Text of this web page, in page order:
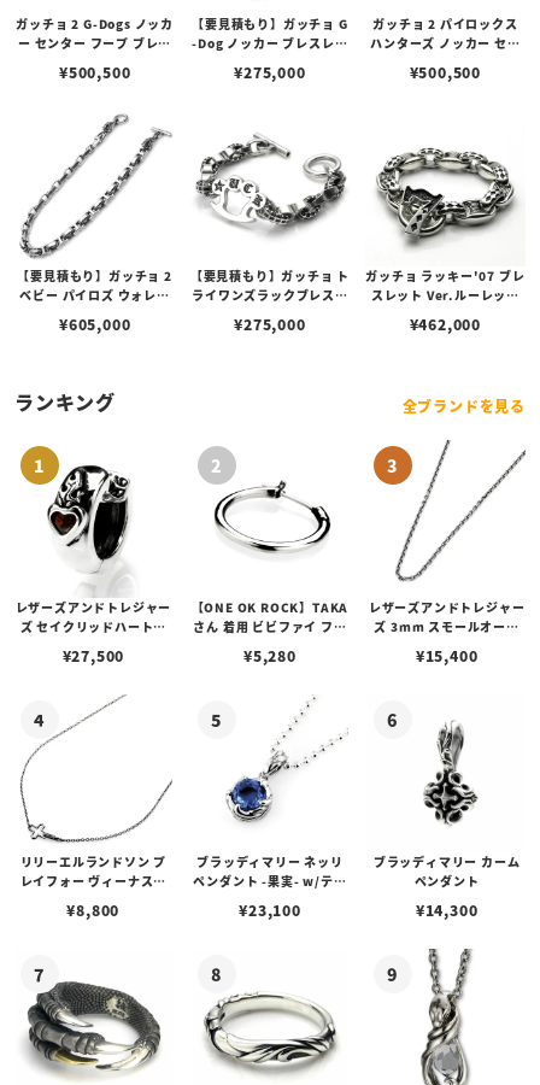
ガッチョ 2 G-Dogs ノッカ
ー センター フープ ブレス
フィン アンカー リンク
¥500,500
【要見積もり】ガッチョ G
-Dog ノッカー ブレスレッ
ン アンカー リンク
¥275,000
ガッチョ 2 パイロックス
ハンターズ ノッカー セン
ス＆フレイムス アンカー
¥500,500
【要見積もり】ガッチョ 2
ベビー パイロズ ウォレッ
＆グランド アンカー リン
¥605,000
【要見積もり】ガッチョ ト
ライワンズラックブレスレ
ンカーリンク
¥275,000
ガッチョ ラッキー'07 ブレ
スレット Ver.ルーレット
¥462,000
ランキング 全ブランドを見る
レザーズアンドトレジャー
ズ セイクリッドハートピ
¥27,500
【ONE OK ROCK】TAKA
さん 着用 ビビファイ フー
¥5,280
レザーズアンドトレジャー
ズ 3mm スモールオーバ
ブスタークラスプ＆LTロ
¥15,400
リリーエルランドソン プ
レイフォー ヴィーナスチ
¥8,800
ブラッディマリー ネッリ
ペンダント -果実- w/ティ
¥23,100
ブラッディマリー カーム
ペンダント
¥14,300